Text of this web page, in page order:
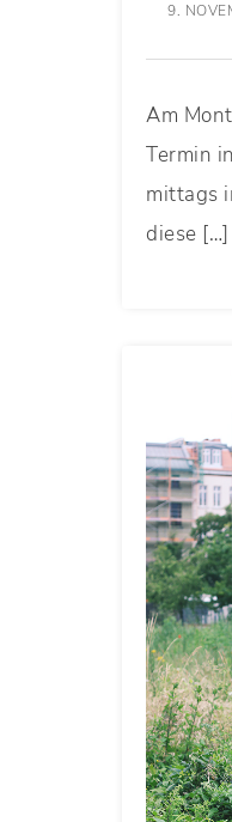
9.
Am
Termin
mittags
diese […]